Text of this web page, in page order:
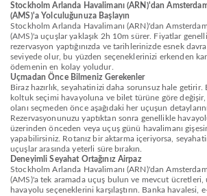
Stockholm Arlanda Havalimanı (ARN)'dan
(AMS)'a Yolculuğunuza Başlayın
Stockholm Arlanda Havalimanı (ARN)'dan
(AMS)'a uçuşlar yaklaşık 2h 10m sürer. Fiyatlar
rezervasyon yaptığınızda ve tarihlerinizde esnek
seviyede olur, bu yüzden seçeneklerinizi erkenden
ödemenin en kolay yoludur.
Uçmadan Önce Bilmeniz Gerekenler
Biraz hazırlık, seyahatinizi daha sorunsuz hale getirir.
koltuk seçimi havayoluna ve bilet türüne göre
olanı seçmeden önce aşağıdaki her uçuşun
Rezervasyonunuzu yaptıktan sonra genellikle
üzerinden önceden veya uçuş günü havalimanı
yapabilirsiniz. Rotanız bir aktarma içeriyorsa,
uçuşlar arasında yeterli süre bırakın.
Deneyimli Seyahat Ortağınız Airpaz
Stockholm Arlanda Havalimanı (ARN)'dan
(AMS)'a tek aramada uçuş bulun ve mevcut ücretleri,
havayolu seçeneklerini karşılaştırın. Banka havalesi,